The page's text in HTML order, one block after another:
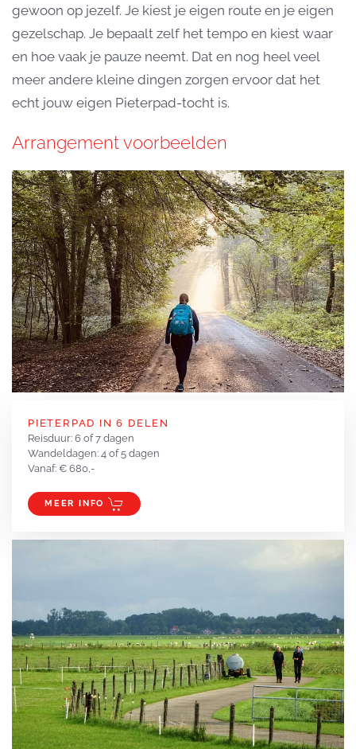
gewoon op jezelf. Je kiest je eigen route en je eigen
gezelschap. Je bepaalt zelf het tempo en kiest waar
en hoe vaak je pauze neemt. Dat en nog heel veel
meer andere kleine dingen zorgen ervoor dat het
echt jouw eigen Pieterpad-tocht is.
Arrangement voorbeelden
PIETERPAD IN 6 DELEN
Reisduur: 6 of 7 dagen
Wandeldagen: 4 of 5 dagen
Vanaf: € 680,-
MEER INFO